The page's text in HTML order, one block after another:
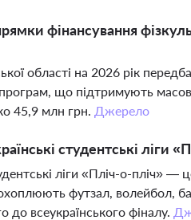
фінансування
області на 2026 рік
що підтримують
45,9 млн грн. Джерело
студентські ліги
ліги «Пліч-о-пліч»
футзал, волейбол,
до всеукраїнського фіналу.